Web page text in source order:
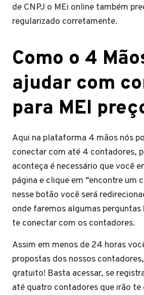
de CNPJ o MEi online também
regularizado corretamente.
Como o 4
ajudar com
para MEI
Aqui na plataforma 4 mãos nós
conectar com até 4 contadores,
aconteça é necessário que você
página e clique em “encontre um
nesse botão você será
onde faremos algumas perguntas
te conectar com os contadores.
Assim em menos de 24 horas
propostas dos nossos
gratuito! Basta acessar, se
até quatro contadores que irão te